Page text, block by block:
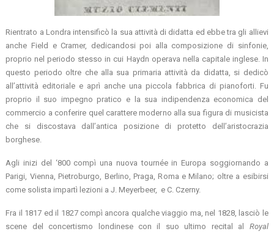
Rientrato a Londra intensificò la sua attività di didatta ed ebbe tra gli allievi
anche Field e Cramer, dedicandosi poi alla composizione di sinfonie,
proprio nel periodo stesso in cui Haydn operava nella capitale inglese. In
questo periodo oltre che alla sua primaria attività da didatta, si dedicò
all’attività editoriale e aprì anche una piccola fabbrica di pianoforti. Fu
proprio il suo impegno pratico e la sua indipendenza economica del
commercio a conferire quel carattere moderno alla sua figura di musicista
che si discostava dall’antica posizione di protetto dell’aristocrazia
borghese.
Agli inizi del ‘800 compì una nuova tournée in Europa soggiornando a
Parigi, Vienna, Pietroburgo, Berlino, Praga, Roma e Milano; oltre a esibirsi
come solista impartì lezioni a J. Meyerbeer, e C. Czerny.
Fra il 1817 ed il 1827 compì ancora qualche viaggio ma, nel 1828, lasciò le
scene del concertismo londinese con il suo ultimo recital al Royal